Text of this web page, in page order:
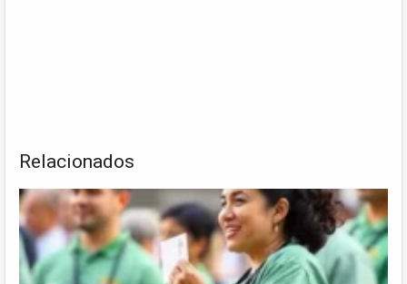
Relacionados